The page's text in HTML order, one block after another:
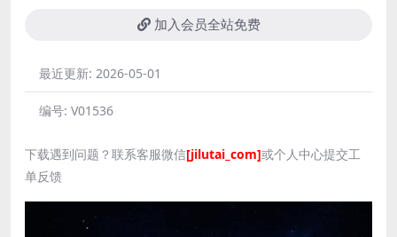
加入会员全站免费
最近更新: 2026-05-01
编号: V01536
下载遇到问题？联系客服微信[jilutai_com]或个人中心提交工
单反馈